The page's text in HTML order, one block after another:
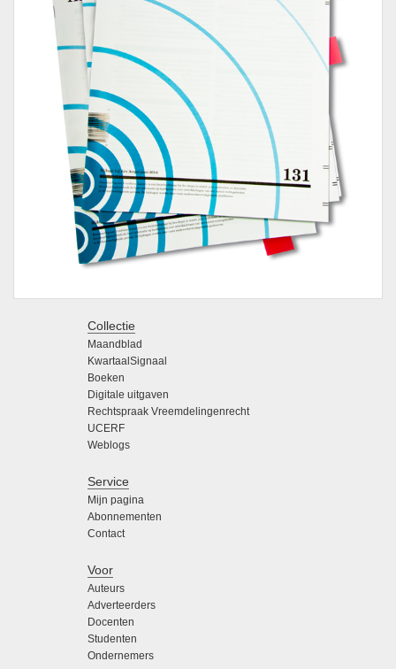
Collectie
Maandblad
KwartaalSignaal
Boeken
Digitale uitgaven
Rechtspraak Vreemdelingenrecht
UCERF
Weblogs
Service
Mijn pagina
Abonnementen
Contact
Voor
Auteurs
Adverteerders
Docenten
Studenten
Ondernemers